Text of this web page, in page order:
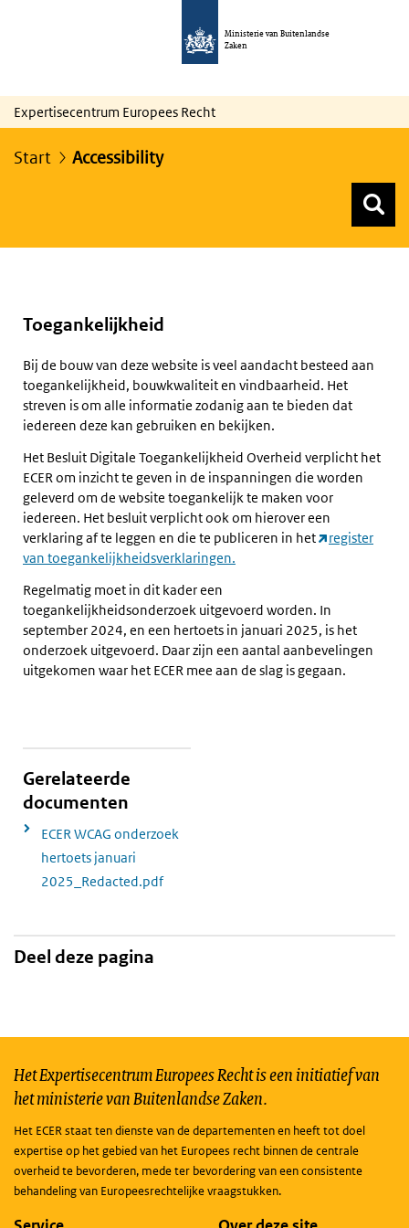
Ministerie van Buitenlandse
Zaken
Expertisecentrum Europees Recht
Start Accessibility
Toegankelijkheid
Bij de bouw van deze website is veel aandacht besteed aan
toegankelijkheid, bouwkwaliteit en vindbaarheid. Het
streven is om alle informatie zodanig aan te bieden dat
iedereen deze kan gebruiken en bekijken.
Het Besluit Digitale Toegankelijkheid Overheid verplicht het
ECER om inzicht te geven in de inspanningen die worden
geleverd om de website toegankelijk te maken voor
iedereen. Het besluit verplicht ook om hierover een
verklaring af te leggen en die te publiceren in het
register
van toegankelijkheidsverklaringen.
Regelmatig moet in dit kader een
toegankelijkheidsonderzoek uitgevoerd worden. In
september 2024, en een hertoets in januari 2025, is het
onderzoek uitgevoerd. Daar zijn een aantal aanbevelingen
uitgekomen waar het ECER mee aan de slag is gegaan.
Gerelateerde
documenten
ECER WCAG onderzoek
hertoets januari
2025_Redacted.pdf
Deel deze pagina
Het Expertisecentrum Europees Recht is een initiatief van
het ministerie van Buitenlandse Zaken.
Het ECER staat ten dienste van de departementen en heeft tot doel
expertise op het gebied van het Europees recht binnen de centrale
overheid te bevorderen, mede ter bevordering van een consistente
behandeling van Europeesrechtelijke vraagstukken.